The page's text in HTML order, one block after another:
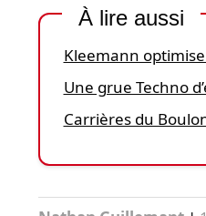
À lire aussi
Kleemann
Une grue Techno
Carrières du